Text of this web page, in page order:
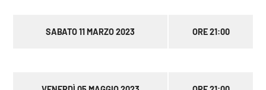
SABATO 11 MARZO 2023 ORE 21:00